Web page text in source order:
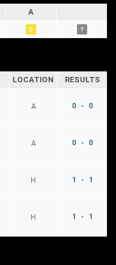
A
D ?
LOCATION RESULTS
A 0 - 0
A 0 - 0
H 1 - 1
H 1 - 1